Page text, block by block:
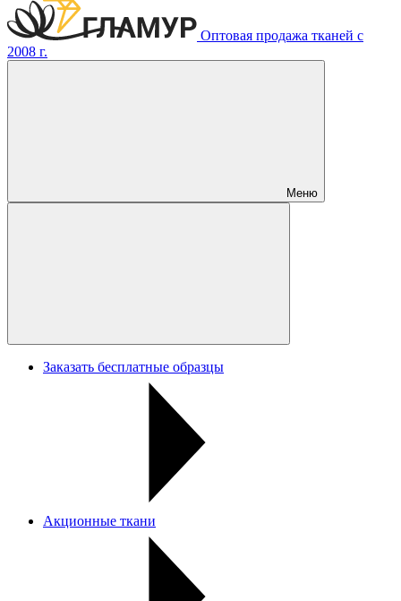
Оптовая продажа тканей с
2008 г.
Меню
Заказать бесплатные образцы
Акционные ткани